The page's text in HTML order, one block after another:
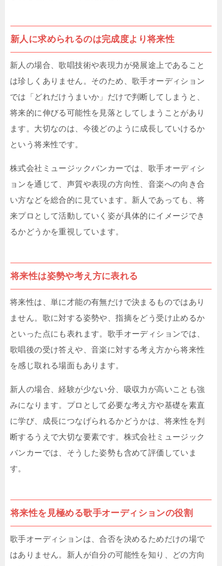
新人に求められるのは完成度より将来性
新人の場合、歌唱技術や表現力が発展途上であること
は珍しくありません。そのため、歌手オーディション
では「どれだけうまいか」だけで判断してしまうと、
将来的に伸びる可能性を見落としてしまうことがあり
ます。大切なのは、今後どのように成長していけるか
という将来性です。
株式会社ミュージックバンカーでは、歌手オーディシ
ョンを通じて、声質や表現の方向性、音楽への向き合
い方などを総合的に見ています。新人であっても、将
来プロとして活動していく姿が具体的にイメージでき
るかどうかを重視しています。
将来性は姿勢や考え方に表れる
将来性は、単に才能の有無だけで決まるものではあり
ません。歌に対する姿勢や、指摘をどう受け止めるか
といった点にも表れます。歌手オーディションでは、
歌唱後の受け答えや、音楽に対する考え方から将来性
を感じ取れる場面もあります。
新人の場合、経験が少ない分、吸収力が高いことも強
みになります。プロとして必要な考え方や基礎を素直
に学び、成長につなげられるかどうかは、将来性を判
断するうえで大切な要素です。株式会社ミュージック
バンカーでは、そうした姿勢も含めて評価していま
す。
将来性を見極める歌手オーディションの役割
歌手オーディションは、合否を決めるためだけの場で
はありません。新人が自分の可能性を知り、どの方向